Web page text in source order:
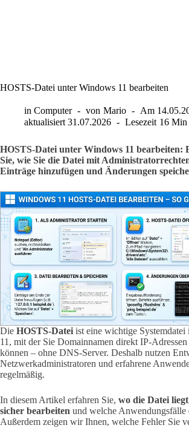
HOSTS-Datei unter Windows 11 bearbeiten
in Computer von Mario Am
aktualisiert 31.07.2026 Lesezeit 16 Min
HOSTS-Datei unter Windows 11 bearbeiten:
Sie, wie Sie die Datei mit
Einträge hinzufügen und Änderungen
Die HOSTS-Datei ist eine wichtige
11, mit der Sie Domainnamen direkt IP-Adressen
können – ohne DNS-Server. Deshalb nutzen
Netzwerkadministratoren und erfahrene
regelmäßig.
In diesem Artikel erfahren Sie, wo die Datei liegt
sicher bearbeiten und welche Anwendungsfälle
Außerdem zeigen wir Ihnen, welche Fehler Sie